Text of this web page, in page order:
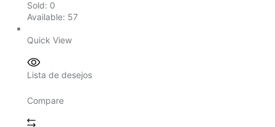
Sold: 0
Available: 57
Quick View
Lista de desejos
Compare